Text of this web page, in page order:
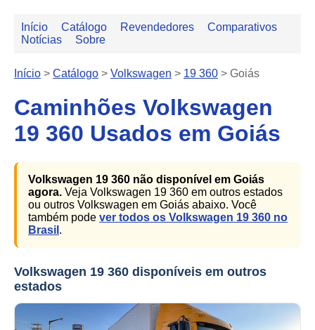
Início Catálogo Revendedores
Comparativos
Notícias
Sobre
Início > Catálogo > Volkswagen > 19 360 > Goiás
Caminhões Volkswagen
19 360 Usados em Goiás
Volkswagen 19 360 não disponível em Goiás
agora. Veja Volkswagen 19 360 em outros estados
ou outros Volkswagen em Goiás abaixo. Você
também pode ver todos os Volkswagen 19 360 no
Brasil .
Volkswagen 19 360 disponíveis em outros
estados